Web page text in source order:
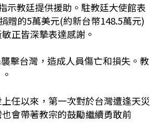
示教廷提供援助。駐教廷大使館表
贈的5萬美元(約新台幣148.5萬元)
正皆深摯表達感謝。
擊台灣，造成人員傷亡和損失。教
任以來，第一次對於台灣遭逢天災
會帶著教宗的鼓勵繼續勇敢前